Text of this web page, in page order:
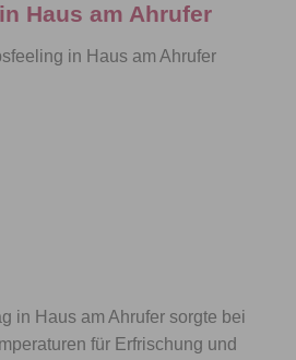
Haus am Ahrufer
in Haus am Ahrufer sorgte bei
für Erfrischung und